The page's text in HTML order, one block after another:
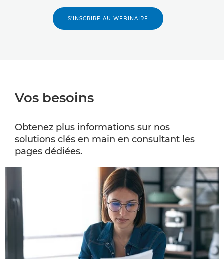
S’INSCRIRE AU WEBINAIRE
Vos besoins
Obtenez plus informations sur nos
solutions clés en main en consultant les
pages dédiées.